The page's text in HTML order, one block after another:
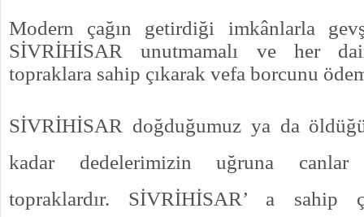
Modern çağın getirdiği imkânlarla
SİVRİHİSAR unutmamalı ve her
topraklara sahip çıkarak vefa borcunu
SİVRİHİSAR doğduğumuz ya da
kadar dedelerimizin uğruna
topraklardır. SİVRİHİSAR’ a sahip